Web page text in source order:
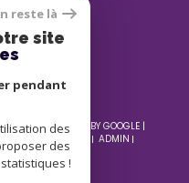
POWERED BY GOOGLE |
MENTIONS LÉGALES
ADMIN
COOKIES
reste là
site
pendant
des
des
!